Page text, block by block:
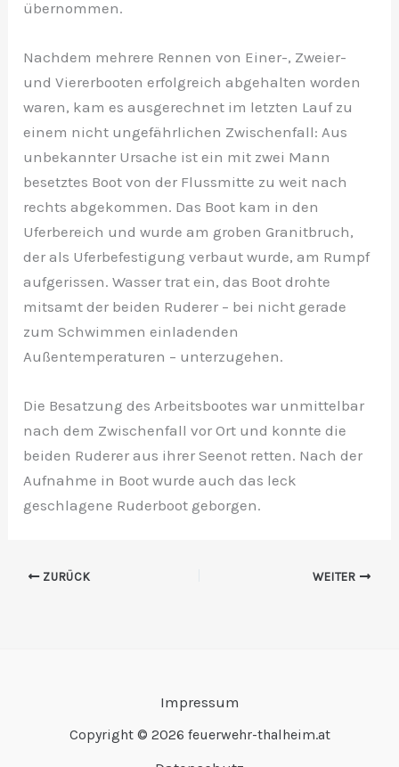
übernommen.
Nachdem mehrere Rennen von Einer-, Zweier-
und Viererbooten erfolgreich abgehalten worden
waren, kam es ausgerechnet im letzten Lauf zu
einem nicht ungefährlichen Zwischenfall: Aus
unbekannter Ursache ist ein mit zwei Mann
besetztes Boot von der Flussmitte zu weit nach
rechts abgekommen. Das Boot kam in den
Uferbereich und wurde am groben Granitbruch,
der als Uferbefestigung verbaut wurde, am Rumpf
aufgerissen. Wasser trat ein, das Boot drohte
mitsamt der beiden Ruderer – bei nicht gerade
zum Schwimmen einladenden
Außentemperaturen – unterzugehen.
Die Besatzung des Arbeitsbootes war unmittelbar
nach dem Zwischenfall vor Ort und konnte die
beiden Ruderer aus ihrer Seenot retten. Nach der
Aufnahme in Boot wurde auch das leck
geschlagene Ruderboot geborgen.
ZURÜCK WEITER
Impressum
Copyright © 2026 feuerwehr-thalheim.at